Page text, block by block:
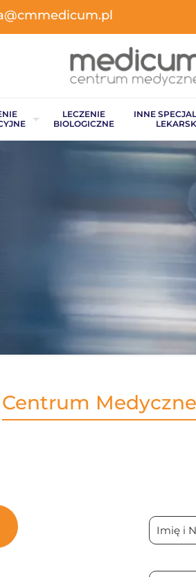
LECZENIE
BIOLOGICZNE
INNE
Centrum